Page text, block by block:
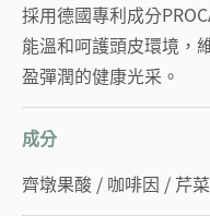
採用德國專利成分
能溫和呵護頭皮環境，
盈彈潤的健康光采。
成分
齊墩果酸 / 咖啡因 / 芹